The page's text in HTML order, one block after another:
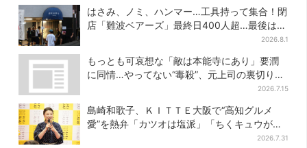
楽曲ともシンクロ
と、7人で目指す夢
はさみ、ノミ、ハンマー…工具持って集合！閉
店「難波ベアーズ」最終日400人超…最後は
2026.8.1
もっとも可哀想な「敵は本能寺にあり」要潤
に同情…やってない“毒殺”、元上司の裏切り
2026.7.15
島崎和歌子、ＫＩＴＴＥ大阪で“高知グルメ
愛”を熱弁「カツオは塩派」「ちくキュウがお
2026.7.31